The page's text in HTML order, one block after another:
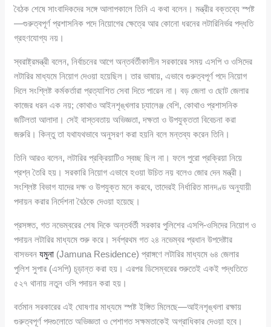
বৈঠক শেষে সাংবাদিকদের সঙ্গে আলাপকালে তিনি এ কথা বলেন। মন্ত্রীর বক্তব্যে স্পষ্ট
—গুরুত্বপূর্ণ প্রশাসনিক পদে নিয়োগের ক্ষেত্রে আর কোনো ধরনের লটারিনির্ভর পদ্ধতি
গ্রহণযোগ্য নয়।
স্বরাষ্ট্রমন্ত্রী বলেন, নির্বাচনের আগে অন্তর্বর্তীকালীন সরকারের সময় এসপি ও ওসিদের
লটারির মাধ্যমে নিয়োগ দেওয়া হয়েছিল। তার ভাষায়, এভাবে গুরুত্বপূর্ণ পদে নিয়োগ
দিলে সংশ্লিষ্ট কর্মকর্তারা প্রত্যাশিত সেবা দিতে পারেন না। বড় জেলা ও ছোট জেলার
কাজের ধরন এক নয়; কোথাও আইনশৃঙ্খলার চ্যালেঞ্জ বেশি, কোথাও প্রশাসনিক
জটিলতা আলাদা। সেই বাস্তবতায় অভিজ্ঞতা, দক্ষতা ও উপযুক্ততা বিবেচনা করা
জরুরি। কিন্তু তা যথাযথভাবে অনুসরণ করা হয়নি বলে মন্তব্য করেন তিনি।
তিনি আরও বলেন, লটারির প্রক্রিয়াটিও স্বচ্ছ ছিল না। ফলে পুরো প্রক্রিয়া নিয়ে
প্রশ্ন তৈরি হয়। সরকারি নিয়োগ এভাবে হওয়া উচিত নয় বলেও জোর দেন মন্ত্রী।
সংশ্লিষ্ট বিভাগ যাদের দক্ষ ও উপযুক্ত মনে করবে, তাদেরই নির্ধারিত মানদণ্ড অনুযায়ী
পদায়ন করার নির্দেশনা বৈঠকে দেওয়া হয়েছে।
প্রসঙ্গত, গত নভেম্বরের শেষ দিকে অন্তর্বর্তী সরকার পুলিশের এসপি-ওসিদের নিয়োগ ও
পদায়ন লটারির মাধ্যমে শুরু করে। সর্বপ্রথম গত ২৪ নভেম্বর প্রধান উপদেষ্টার
বাসভবনযমুনা (Jamuna Residence) প্রাঙ্গণে লটারির মাধ্যমে ৬৪ জেলার
পুলিশ সুপার (এসপি) চূড়ান্ত করা হয়। এরপর ডিসেম্বরের শুরুতেই একই পদ্ধতিতে
৫২৭ থানায় নতুন ওসি পদায়ন করা হয়।
বর্তমান সরকারের এই ঘোষণার মাধ্যমে স্পষ্ট ইঙ্গিত মিলেছে—আইনশৃঙ্খলা রক্ষায়
গুরুত্বপূর্ণ পদগুলোতে অভিজ্ঞতা ও পেশাগত সক্ষমতাকেই অগ্রাধিকার দেওয়া হবে।